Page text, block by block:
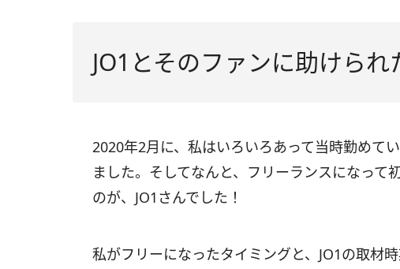
JO1とそのファンに助けられ
2020年2月に、私はいろいろあって当時勤めて
ました。そしてなんと、フリーランスになって
のが、JO1さんでした！
私がフリーになったタイミングと、JO1の取材時